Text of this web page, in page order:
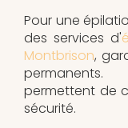
Pour une
des services d'
Montbrison,
permettent de
sécurité.